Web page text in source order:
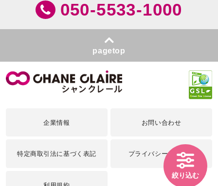
絞り込む
050-5533-1000
pagetop
企業情報 お問い合わせ
特定商取引法に基づく表記 プライバシーポリシー